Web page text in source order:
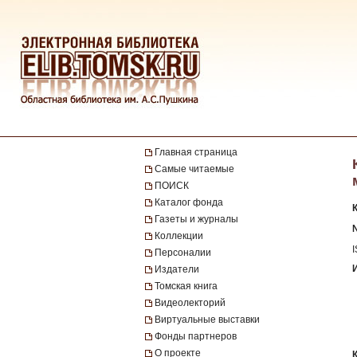
Главная страница
Самые читаемые
ПОИСК
Каталог фонда
Газеты и журналы
Коллекции
Персоналии
Издатели
Томская книга
Видеолекторий
Виртуальные выставки
Фонды партнеров
О проекте